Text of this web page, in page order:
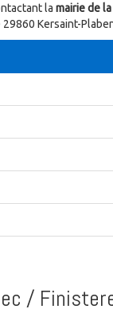
la mairie de
Kersaint-
/